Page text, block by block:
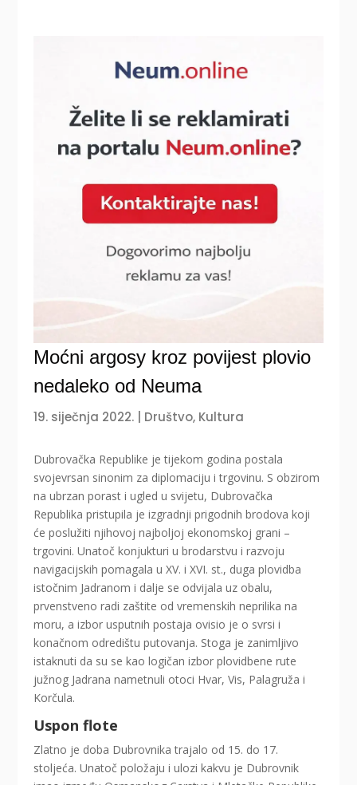
Moćni argosy kroz povijest plovio
nedaleko od Neuma
19. siječnja 2022. Društvo, Kultura
Dubrovačka Republike je tijekom godina postala
svojevrsan sinonim za diplomaciju i trgovinu. S obzirom
na ubrzan porast i ugled u svijetu, Dubrovačka
Republika pristupila je izgradnji prigodnih brodova koji
će poslužiti njihovoj najboljoj ekonomskoj grani –
trgovini. Unatoč konjukturi u brodarstvu i razvoju
navigacijskih pomagala u XV. i XVI. st., duga plovidba
istočnim Jadranom i dalje se odvijala uz obalu,
prvenstveno radi zaštite od vremenskih neprilika na
moru, a izbor usputnih postaja ovisio je o svrsi i
konačnom odredištu putovanja. Stoga je zanimljivo
istaknuti da su se kao logičan izbor plovidbene rute
južnog Jadrana nametnuli otoci Hvar, Vis, Palagruža i
Korčula.
Uspon flote
Zlatno je doba Dubrovnika trajalo od 15. do 17.
stoljeća. Unatoč položaju i ulozi kakvu je Dubrovnik